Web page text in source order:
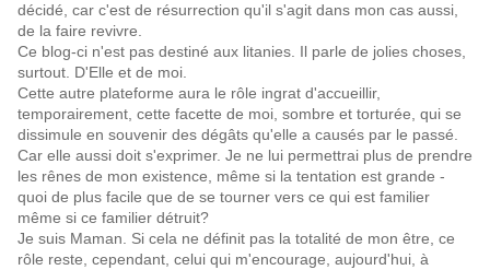
décidé, car c'est de résurrection qu'il s'agit dans mon cas aussi,
de la faire revivre.
Ce blog-ci n'est pas destiné aux litanies. Il parle de jolies choses,
surtout. D'Elle et de moi.
Cette autre plateforme aura le rôle ingrat d'accueillir,
temporairement, cette facette de moi, sombre et torturée, qui se
dissimule en souvenir des dégâts qu'elle a causés par le passé.
Car elle aussi doit s'exprimer. Je ne lui permettrai plus de prendre
les rênes de mon existence, même si la tentation est grande -
quoi de plus facile que de se tourner vers ce qui est familier
même si ce familier détruit?
Je suis Maman. Si cela ne définit pas la totalité de mon être, ce
rôle reste, cependant, celui qui m'encourage, aujourd'hui, à